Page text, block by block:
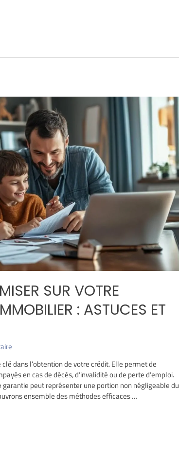
SUR VOTRE
: ASTUCES ET
dans l’obtention de votre crédit. Elle permet de
en cas de décès, d’invalidité ou de perte d’emploi.
peut représenter une portion non négligeable du
ensemble des méthodes efficaces …